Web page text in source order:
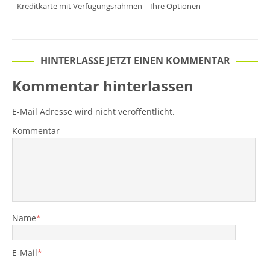
Kreditkarte mit Verfügungsrahmen – Ihre Optionen
HINTERLASSE JETZT EINEN KOMMENTAR
Kommentar hinterlassen
E-Mail Adresse wird nicht veröffentlicht.
Kommentar
Name*
E-Mail*